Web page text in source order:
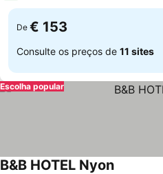
De € 153
Consulte os preços de 11 sites
Escolha popular
B&B HOTEL Nyon